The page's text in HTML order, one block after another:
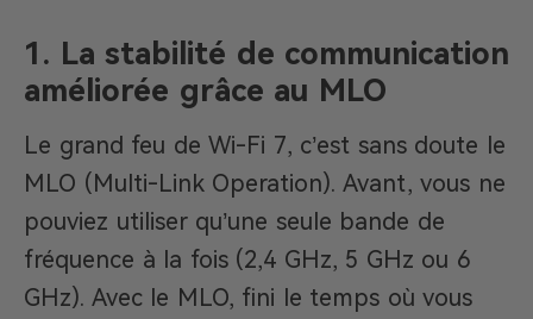
1. La stabilité de communication
améliorée grâce au MLO
Le grand feu de Wi-Fi 7, c’est sans doute le
MLO (Multi-Link Operation). Avant, vous ne
pouviez utiliser qu’une seule bande de
fréquence à la fois (2,4 GHz, 5 GHz ou 6
GHz). Avec le MLO, fini le temps où vous